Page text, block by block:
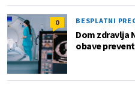
0 BESPLATNI
Dom zdravlja
obave